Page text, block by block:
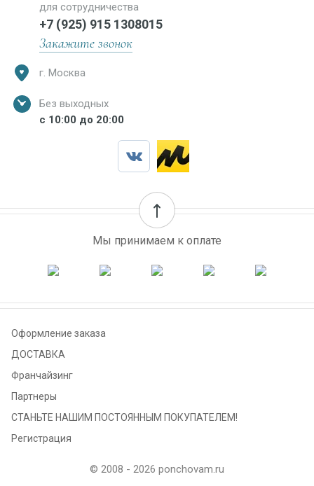
для сотрудничества
+7 (925) 915 1308015
Закажите звонок
г. Москва
Без выходных
с 10:00 до 20:00
Мы принимаем к оплате
Оформление заказа
ДОСТАВКА
Франчайзинг
Партнеры
СТАНЬТЕ НАШИМ ПОСТОЯННЫМ ПОКУПАТЕЛЕМ!
Регистрация
© 2008 - 2026 ponchovam.ru